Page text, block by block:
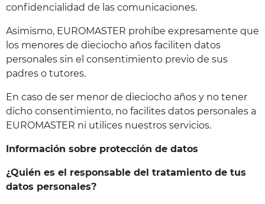
confidencialidad de las comunicaciones.
Asimismo, EUROMASTER prohíbe expresamente que
los menores de dieciocho años faciliten datos
personales sin el consentimiento previo de sus
padres o tutores.
En caso de ser menor de dieciocho años y no tener
dicho consentimiento, no facilites datos personales a
EUROMASTER ni utilices nuestros servicios.
Información sobre protección de datos
¿Quién es el responsable del tratamiento de tus
datos personales?